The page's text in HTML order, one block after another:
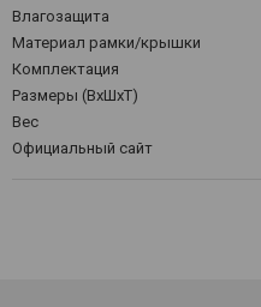
Влагозащита
Материал рамки/крышки
Комплектация
Размеры (ВхШхТ)
Вес
Официальный сайт